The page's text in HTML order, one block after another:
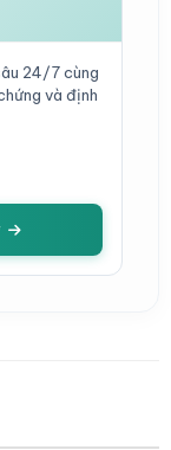
24/7 cùng
và định